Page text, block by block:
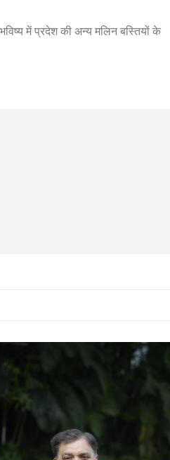
में प्रदेश की अन्य मलिन बस्तियों के